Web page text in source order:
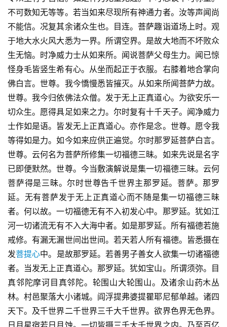
不可数知无等等。若当如来尽现所有神通力者。汝等声闻尚
不能信。况复其余诸众生也。目连。菩萨趣诣道场上时。观
于地大水火风大悉为一界。所谓空界。是故大地而不坏败众
生无恼。时净威力士从如来所。闻说菩萨父母生力。闻已惊
怪身毛皆竖生希有心。从坐而起正于衣服。右膝着地合掌向
佛白言。世尊。我今憍慢悉皆摧灭。从如来所闻菩萨力故。
世尊。我今归依佛法众僧。发于无上正真道心。为欲安乐一
切众生。愿得具足如来之力。尔时复有十千天子。闻净威力
士作如是语。皆发无上正真道心。亦作是念。世尊。愿令我
等得如是力。如今如来应供正遍觉。尔时那罗延菩萨白言。
世尊。云何名为菩萨所修集一切福德三昧。如来先说是名字
已即便默然。世尊。今当敷演解说是集一切福德三昧。云何
菩萨得是三昧。尔时世尊告千世界主那罗延。菩萨。那罗
延。无有菩萨发于无上正真道心而不随是集一切福德三昧
者。何以故。一切福德无有不入初发心中。那罗延。犹如江
河一切诸流无有不入大海中者。如是那罗延。所有福德若施
戒修。有漏无漏世间出世间。若天若人所有福德。皆悉摄在
发菩提心中。是故那罗延。若善男子善女人欲集一切诸福德
者。当发无上正真道心。那罗延。犹如宝山。所谓须弥。目
真邻陀摩诃目真邻陀。轮围山大轮围山。及诸余山药木丛
林。村邑聚落大小诸城。阎浮提弗婆提瞿耶尼郁单越。诸四
天下。及千世界二千世界三千大千世界。欲界色界无色界。